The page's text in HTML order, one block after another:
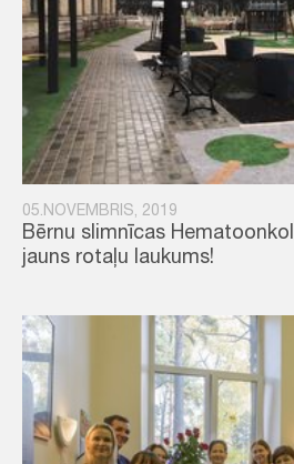
05.NOVEMBRIS, 2019
Bērnu slimnīcas
jauns rotaļu laukums!